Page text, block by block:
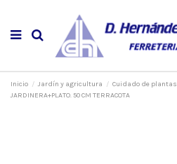
Inicio Jardín y agricultura Cuidado de plantas
JARDINERA+PLATO. 50 CM TERRACOTA